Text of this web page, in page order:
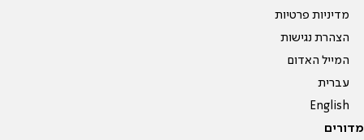
מדיניות פרטיות
הצהרת נגישות
המייל האדום
עברית
English
מדורים